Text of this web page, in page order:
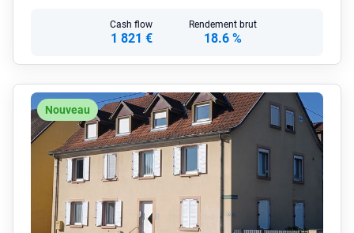
Cash flow
1 821 €
Rendement brut
18.6 %
Nouveau